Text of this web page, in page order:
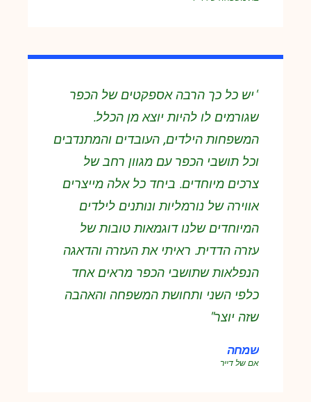
"יש כל כך הרבה אספקטים של הכפר
שגורמים לו להיות יוצא מן הכלל.
המשפחות הילדים, העובדים והמתנדבים
וכל תושבי הכפר עם מגוון רחב של
צרכים מיוחדים. ביחד כל אלה מייצרים
אווירה של נורמליות ונותנים לילדים
המיוחדים שלנו דוגמאות טובות של
עזרה הדדית. ראיתי את העזרה והדאגה
הנפלאות שתושבי הכפר מראים אחד
כלפי השני ותחושת המשפחה והאהבה
שזה יוצר"
שמחה
אם של דייר